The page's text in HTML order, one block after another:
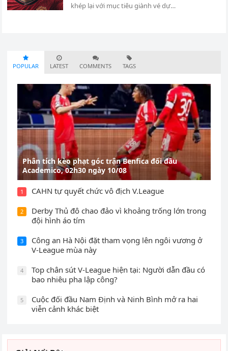
khép lại với mục tiêu giành vé dự…
POPULAR LATEST COMMENTS TAGS
Phân tích kèo phạt góc trận Benfica đối đầu
Academico, 02h30 ngày 10/08
1 CAHN tự quyết chức vô địch V.League
2
Derby Thủ đô chao đảo vì khoảng trống lớn trong
đội hình áo tím
3
Công an Hà Nội đặt tham vọng lên ngôi vương ở
V-League mùa này
4
Top chân sút V-League hiện tại: Người dẫn đầu có
bao nhiêu pha lập công?
5
Cuộc đối đầu Nam Định và Ninh Bình mở ra hai
viễn cảnh khác biệt